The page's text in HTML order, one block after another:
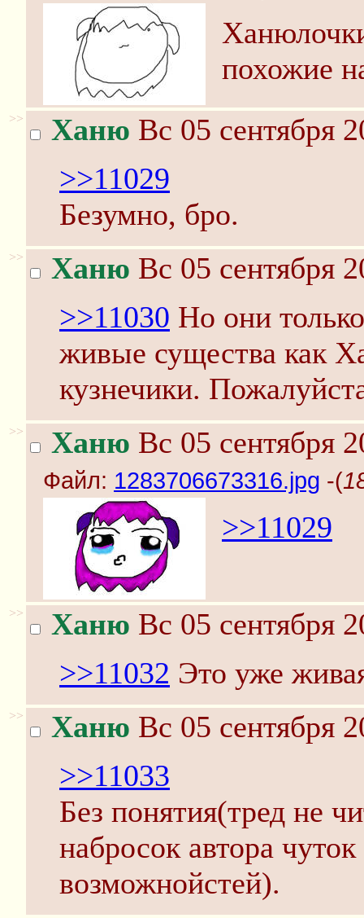
похожие
>> Ханю Вс 05 сентября
>>11029
Безумно, бро.
>> Ханю Вс 05 сентября
>>11030 Но они
живые существа как
кузнечики.
>> Ханю Вс 05 сентября
Файл: 1283706673316.jpg -(
>>11029
>> Ханю Вс 05 сентября
>>11032 Это уже
>> Ханю Вс 05 сентября
>>11033
Без понятия(тред не
набросок автора
возможнойстей).